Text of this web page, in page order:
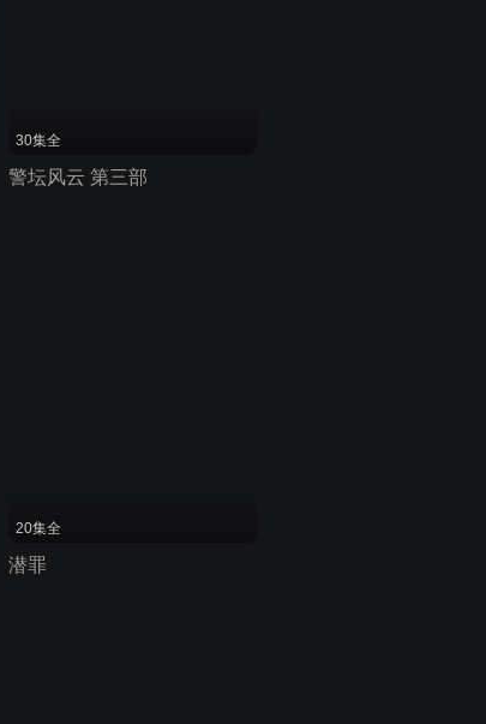
30集全
警坛风云 第三部
20集全
潜罪